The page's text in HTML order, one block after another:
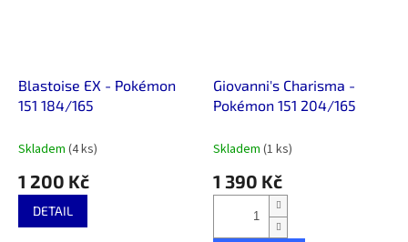
Blastoise EX - Pokémon
151 184/165
Skladem (4 ks)
1 200 Kč
DETAIL
Giovanni's Charisma -
Pokémon 151 204/165
Skladem (1 ks)
1 390 Kč